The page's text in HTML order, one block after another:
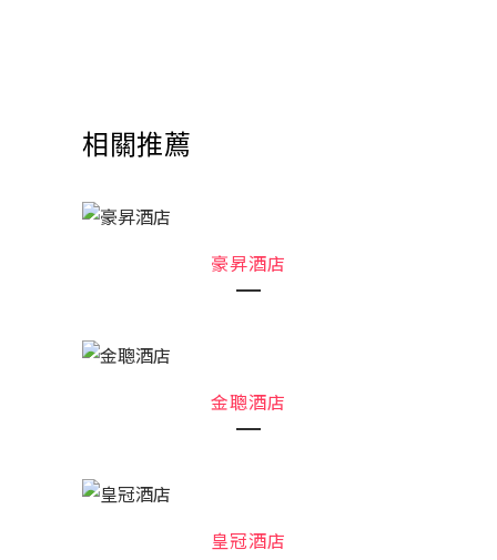
相關推薦
豪昇酒店
金聰酒店
皇冠酒店